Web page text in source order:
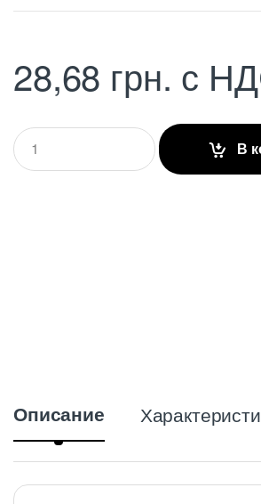
28,68 грн. с
Q
u
a
В
Описание